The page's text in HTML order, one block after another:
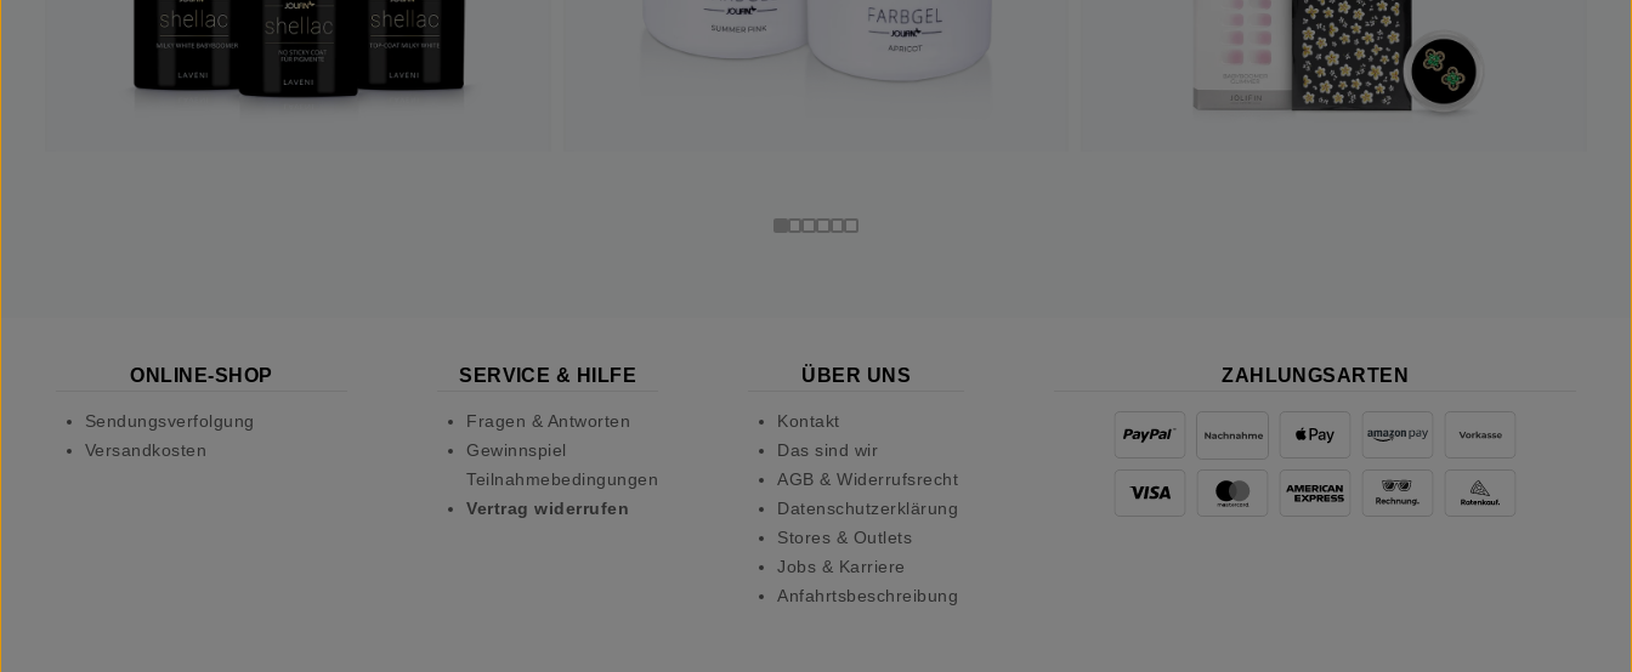
ONLINE-SHOP
Sendungsverfolgung
Versandkosten
SERVICE & HILFE
Fragen & Antworten
Gewinnspiel
Teilnahmebedingungen
Vertrag widerrufen
ÜBER UNS
Kontakt
Das sind wir
AGB & Widerrufsrecht
Datenschutzerklärung
Stores & Outlets
Jobs & Karriere
Anfahrtsbeschreibung
ZAHLUNGSARTEN